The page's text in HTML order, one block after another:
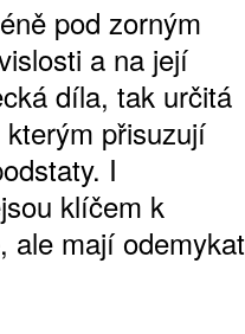
pod zorným
a na její
díla, tak určitá
přisuzují
I
klíčem k
ale mají odemykat